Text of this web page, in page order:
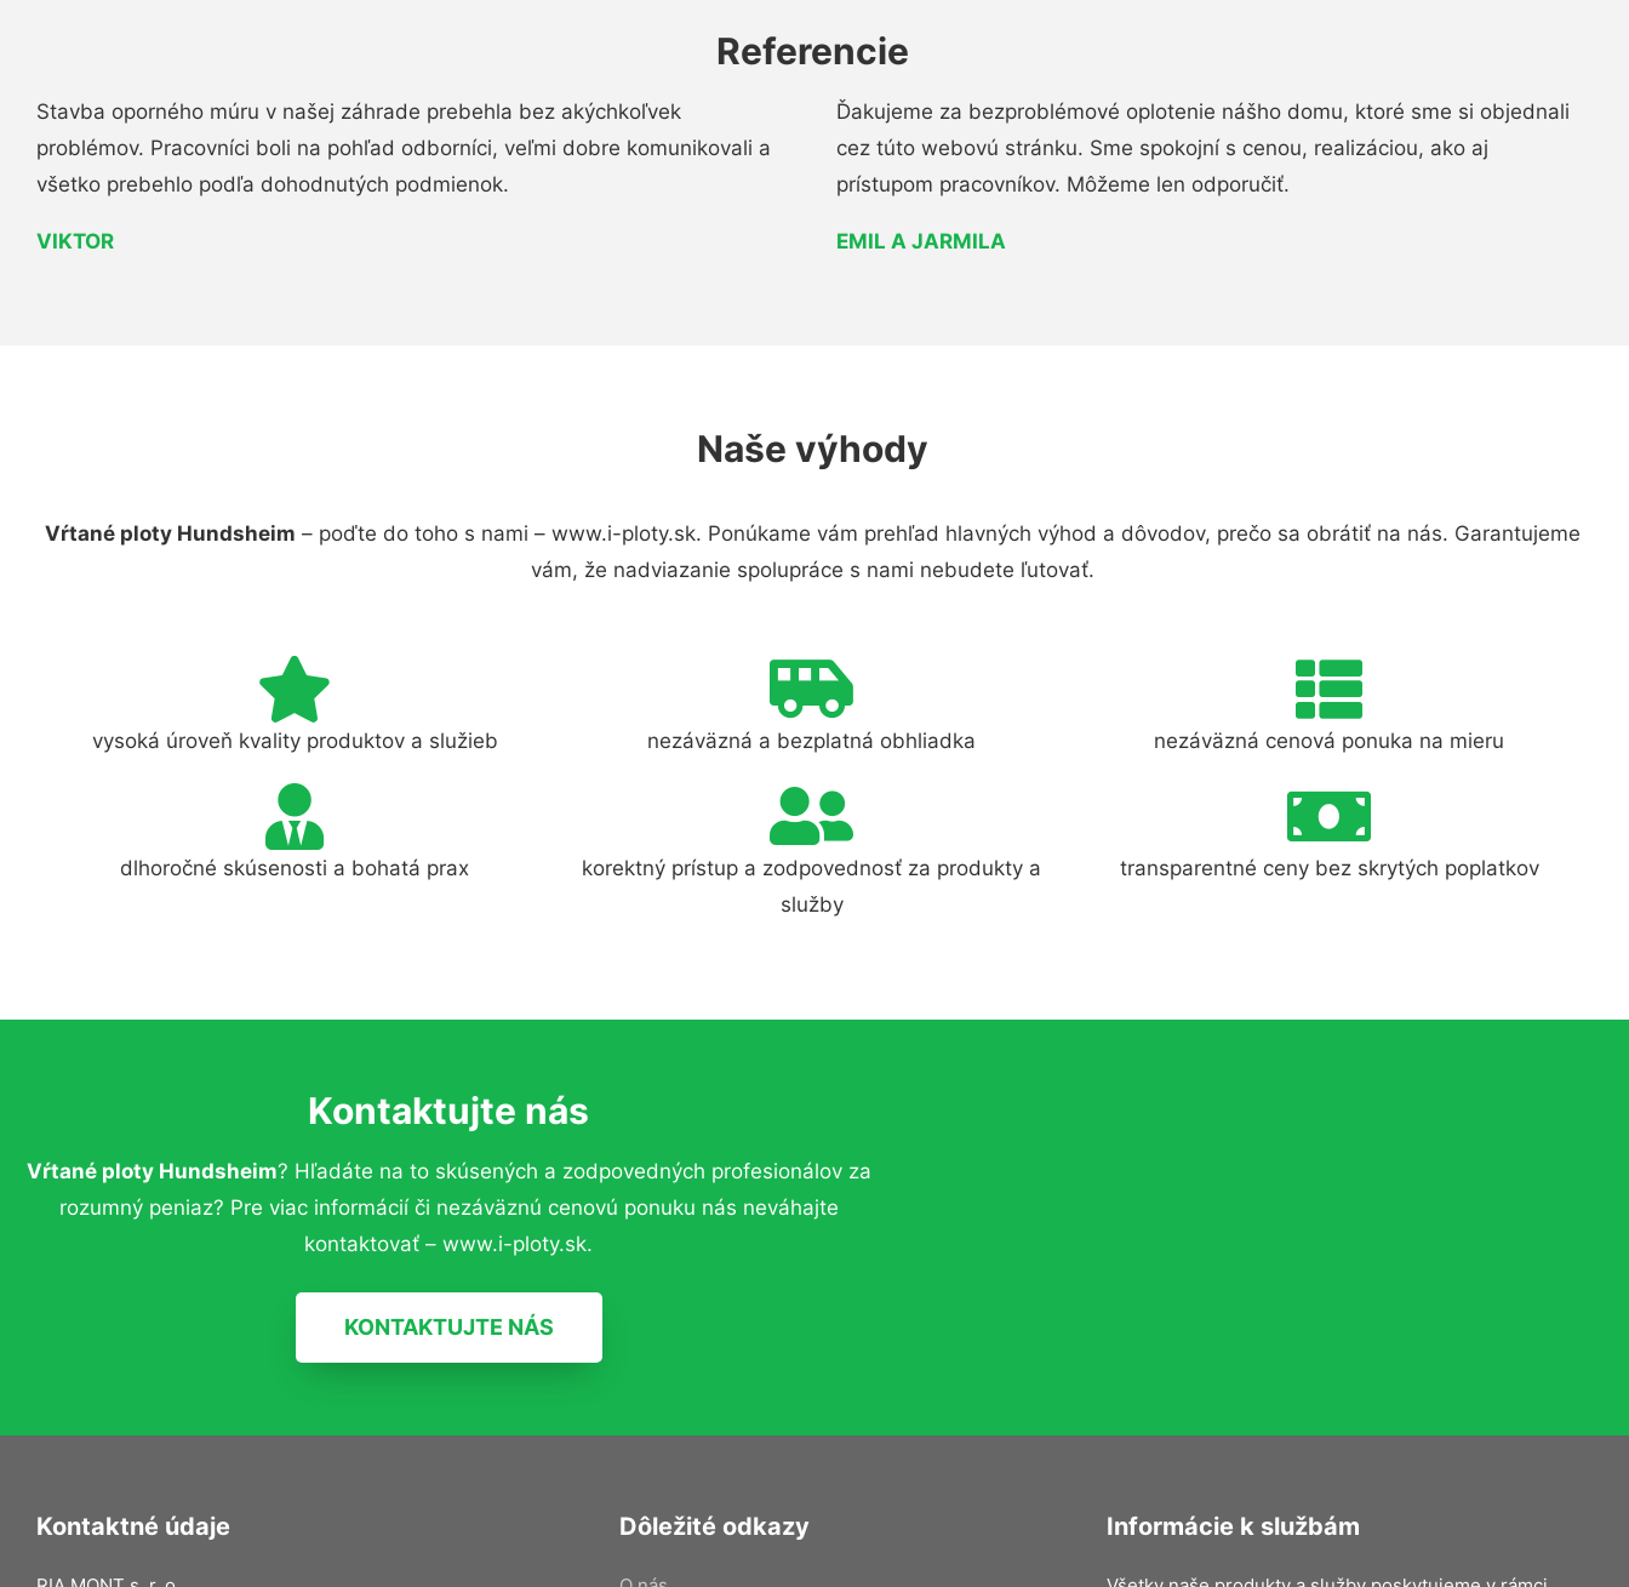
Referencie
Stavba oporného múru v našej záhrade prebehla bez akýchkoľvek
problémov. Pracovníci boli na pohľad odborníci, veľmi dobre komunikovali a
všetko prebehlo podľa dohodnutých podmienok.
VIKTOR
Ďakujeme za bezproblémové oplotenie nášho domu, ktoré sme si objednali
cez túto webovú stránku. Sme spokojní s cenou, realizáciou, ako aj
prístupom pracovníkov. Môžeme len odporučiť.
EMIL A JARMILA
Naše výhody
Vŕtané ploty Hundsheim – poďte do toho s nami – www.i-ploty.sk. Ponúkame vám prehľad hlavných výhod a dôvodov, prečo sa obrátiť na nás. Garantujeme
vám, že nadviazanie spolupráce s nami nebudete ľutovať.
vysoká úroveň kvality produktov a služieb nezáväzná a bezplatná obhliadka nezáväzná cenová ponuka na mieru
dlhoročné skúsenosti a bohatá prax
korektný prístup a zodpovednosť za produkty a
služby
transparentné ceny bez skrytých poplatkov
Kontaktujte nás
Vŕtané ploty Hundsheim? Hľadáte na to skúsených a zodpovedných profesionálov za
rozumný peniaz? Pre viac informácií či nezáväznú cenovú ponuku nás neváhajte
kontaktovať – www.i-ploty.sk.
KONTAKTUJTE NÁS
Kontaktné údaje Dôležité odkazy Informácie k službám